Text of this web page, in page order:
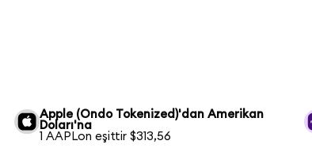
Apple (Ondo Tokenized)'dan Amerikan
Doları'na
1 AAPLon eşittir $313,56